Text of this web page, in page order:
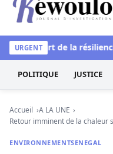
Kéwoulo, le premier
URGENT
L’art de la résilience
POLITIQUE JUSTICE
Accueil
A LA UNE
Retour imminent de la chaleur
ENVIRONNEMENTSENEGAL